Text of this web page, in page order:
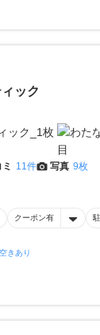
ック
11件 写真 9枚
クーポン有
きあり